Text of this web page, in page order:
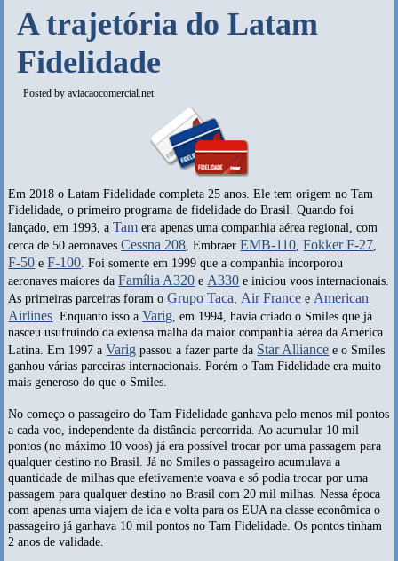
A trajetória do Latam
Fidelidade
Posted byaviacaocomercial.net
Em 2018 o Latam Fidelidade completa 25 anos. Ele tem origem no Tam
Fidelidade, o primeiro programa de fidelidade do Brasil. Quando foi
lançado, em 1993, aTam era apenas uma companhia aérea regional, com
cerca de 50 aeronavesCessna 208 , EmbraerEMB-110 ,Fokker F-27
F-50 eF-100 . Foi somente em 1999 que a companhia incorporou
aeronaves maiores daFamília A320 e A330 e iniciou voos internacionais.
As primeiras parceiras foram oGrupo Taca Air France e American
Airlines . Enquanto isso aVarig , em 1994, havia criado o Smiles que já
nasceu usufruindo da extensa malha da maior companhia aérea da América
Latina. Em 1997 aVarig passou a fazer parte da Star Alliance e o Smiles
ganhou várias parceiras internacionais. Porém o Tam Fidelidade era muito
mais generoso do que o Smiles.
No começo o passageiro do Tam Fidelidade ganhava pelo menos mil pontos
a cada voo, independente da distância percorrida. Ao acumular 10 mil
pontos (no máximo 10 voos) já era possível trocar por uma passagem para
qualquer destino no Brasil. Já no Smiles o passageiro acumulava a
quantidade de milhas que efetivamente voava e só podia trocar por uma
passagem para qualquer destino no Brasil com 20 mil milhas. Nessa época
com apenas uma viajem de ida e volta para os EUA na classe econômica o
passageiro já ganhava 10 mil pontos no Tam Fidelidade. Os pontos tinham
2 anos de validade.